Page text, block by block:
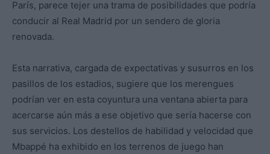
París, parece tejer una trama de posibilidades que podría
conducir al Real Madrid por un sendero de gloria
renovada.
Esta narrativa, cargada de expectativas y susurros en los
pasillos de los estadios, sugiere que los merengues
podrían ver en esta coyuntura una ventana abierta para
acercarse aún más a ese objetivo que sería hacerse con
sus servicios. Los destellos de habilidad y velocidad que
Mbappé ha exhibido en los terrenos de juego han